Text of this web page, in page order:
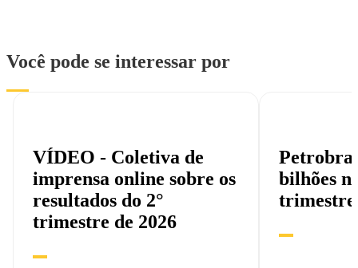
Você pode se interessar por
VÍDEO - Coletiva de
imprensa online sobre os
resultados do 2°
trimestre de 2026
bilhões
trimestre